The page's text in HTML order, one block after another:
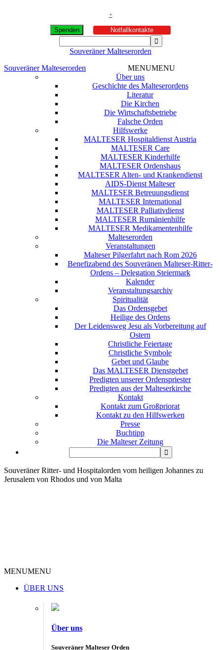
+
Spenden Notfallkontakte
Souveräner Malteserorden
Souveräner Malteserorden
MENUMENU
Über uns
Geschichte des Malteserordens
Literatur
Die Kirchen
Die Wirtschaftsbetriebe
Falsche Orden
Hilfswerke
MALTESER Hospitaldienst Austria
MALTESER Care
MALTESER Kinderhilfe
MALTESER Ordenshaus
MALTESER Alten- und Krankendienst
AIDS-Dienst Malteser
MALTESER Betreuungsdienst
MALTESER International
MALTESER Palliativdienst
MALTESER Rumänienhilfe
MALTESER Medikamentenhilfe
Malteserorden
Veranstaltungen
Malteser Pilgerfahrt nach Rom 2026
Benefizabend des Souveränen Malteser-Ritter-
Ordens – Delegation Steiermark
Kalender
Veranstaltungsarchiv
Spiritualität
Das Ordensgebet
Heilige des Ordens
Der Leidensweg Jesu als Vorbereitung auf
Ostern
Christliche Feiertage
Christliche Symbole
Gebet und Glaube
Das MALTESER Dienstgebet
Predigten unserer Ordenspriester
Predigten aus der Malteserkirche
Kontakt
Kontakt zum Großpriorat
Kontakt zu den Hilfswerken
Presse
Buchtipp
Die Malteser Zeitung
Souveräner Ritter- und Hospitalorden vom heiligen Johannes zu
Jerusalem von Rhodos und von Malta
MENUMENU
ÜBER UNS
Über uns
Souveräner Malteser Orden